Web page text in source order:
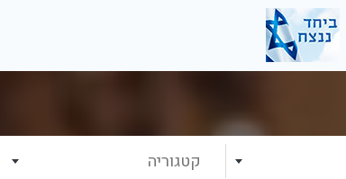
קטגוריה